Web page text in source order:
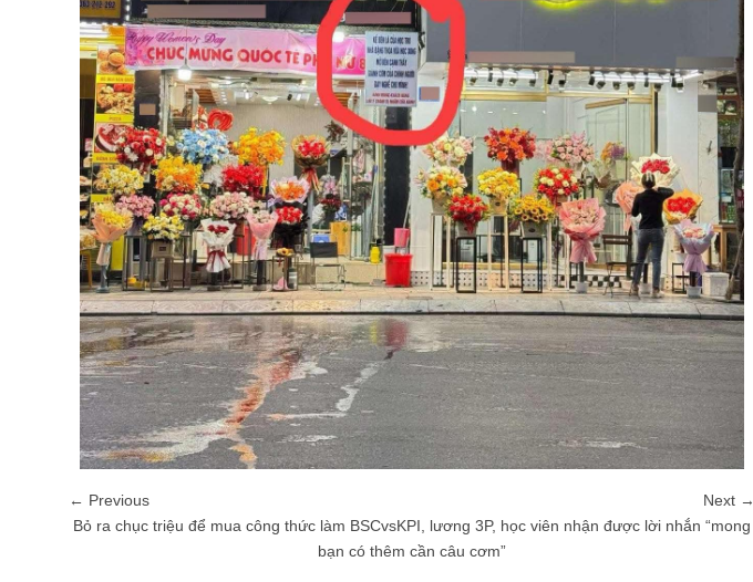
← Previous
Next →
Bỏ ra chục triệu để mua công thức làm BSCvsKPI, lương 3P, học viên nhận được lời nhắn “mong
bạn có thêm cần câu cơm”